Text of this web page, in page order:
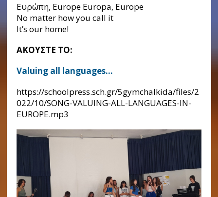
Ευρώπη, Europe Europa, Europe
No matter how you call it
It’s our home!
ΑΚΟΥΣΤΕ ΤΟ:
Valuing all languages…
https://schoolpress.sch.gr/5gymchalkida/files/2
022/10/SONG-VALUING-ALL-LANGUAGES-IN-
EUROPE.mp3